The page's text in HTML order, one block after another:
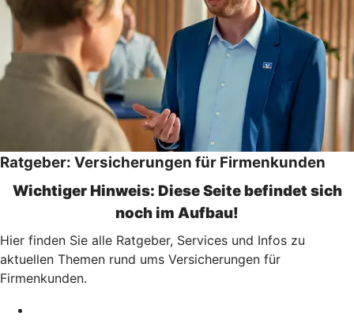
Ratgeber: Versicherungen für Firmenkunden
Wichtiger Hinweis: Diese Seite befindet sich
noch im Aufbau!
Hier finden Sie alle Ratgeber, Services und Infos zu
aktuellen Themen rund ums Versicherungen für
Firmenkunden.